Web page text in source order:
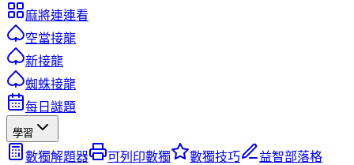
麻將連連看
空當接龍
新接龍
蜘蛛接龍
每日謎題
學習
數獨解題器 可列印數獨 數獨技巧
益智部落格